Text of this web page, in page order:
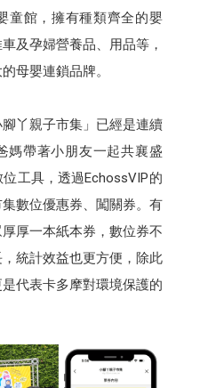
童館，擁有種類齊全的嬰
及孕婦營養品、用品等，
母嬰連鎖品牌。
丫親子市集」已經是連續
媽帶著小朋友一起共襄盛
工具，透過EchossVIP的
數位優惠券、闖關券。有
厚一本紙本券，數位券不
統計效益也更方便，除此
代表卡多摩對環境保護的